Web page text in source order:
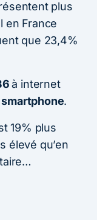
plus
en France
que 23,4%
à internet
.
19% plus
élevé qu’en